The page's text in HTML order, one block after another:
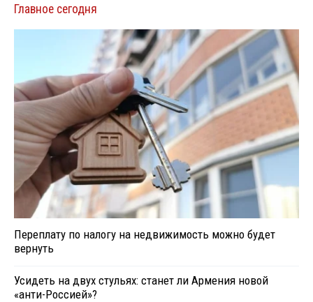
Главное сегодня
Переплату по налогу на недвижимость можно будет
вернуть
Усидеть на двух стульях: станет ли Армения новой
«анти-Россией»?